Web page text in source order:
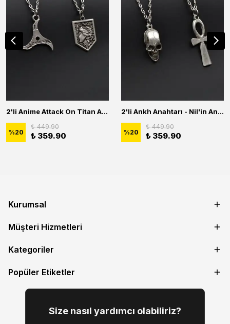
2'li Anime Attack On Titan Acrylic Maria Anime Naruto Erkek Kadın Kolye Seti
%20
₺ 449.90
₺ 359.90
2'li Ankh Anahtarı - Nil'in Anahtarı - Kuru Kafa Erkek Kadın Kolye Seti
%20
₺ 449.90
₺ 359.90
Kurumsal
Müşteri Hizmetleri
Kategoriler
Popüler Etiketler
Size nasıl yardımcı olabiliriz?